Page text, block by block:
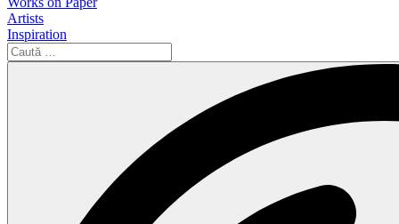
Artists
Inspiration